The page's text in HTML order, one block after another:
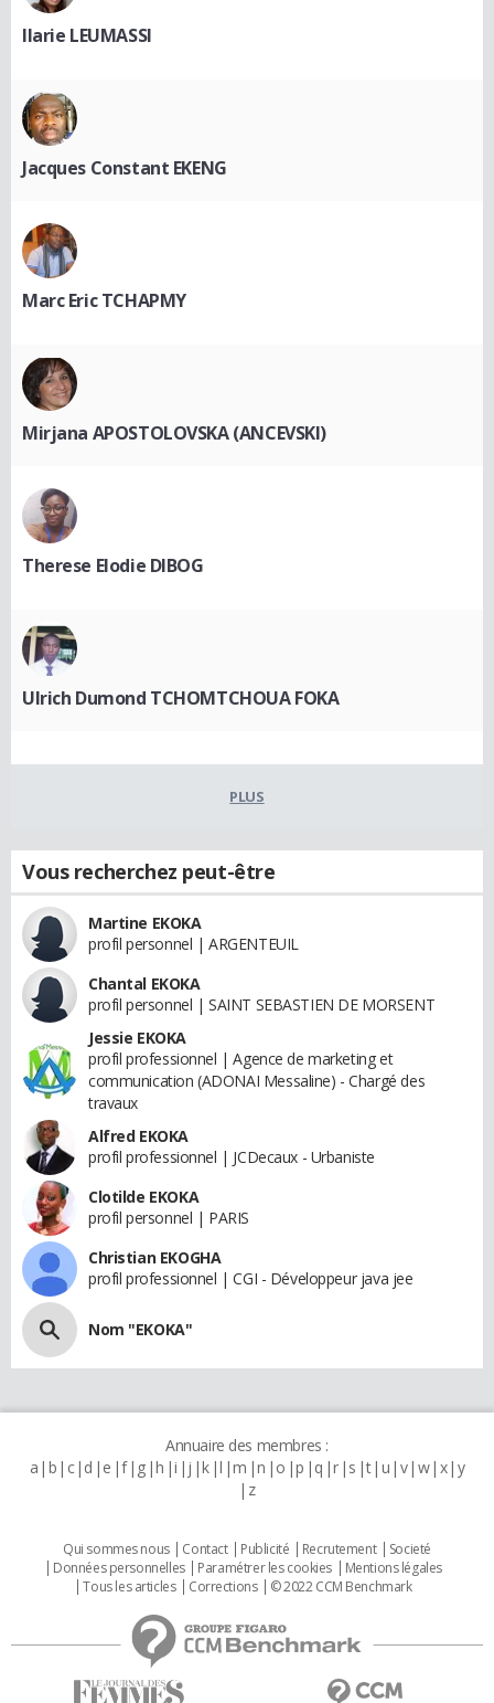
Ilarie LEUMASSI
Jacques Constant EKENG
Marc Eric TCHAPMY
Mirjana APOSTOLOVSKA (ANCEVSKI)
Therese Elodie DIBOG
Ulrich Dumond TCHOMTCHOUA FOKA
PLUS
Vous recherchez peut-être
Martine EKOKA
profil personnel | ARGENTEUIL
Chantal EKOKA
profil personnel | SAINT SEBASTIEN DE MORSENT
Jessie EKOKA
profil professionnel | Agence de marketing et
communication (ADONAI Messaline) - Chargé des
travaux
Alfred EKOKA
profil professionnel | JCDecaux - Urbaniste
Clotilde EKOKA
profil personnel | PARIS
Christian EKOGHA
profil professionnel | CGI - Développeur java jee
Nom "EKOKA"
Annuaire des membres :
a b c d e f g h i j k l m n o p q r s t u v w x y
z
Qui sommes nous Contact Publicité Recrutement
Societé
Données personnelles
Paramétrer les cookies
Mentions légales
Tous les articles
Corrections © 2022 CCM Benchmark